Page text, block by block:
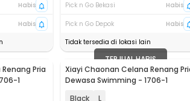
Habis
Habis
Pick n Go Bekasi
Habis
Pick n Go Depok
Habis
Tidak tersedia di lokasi lain
Pria
1
TERJUAL HABIS
Xiayi Chaonan Celana Renang
Dewasa Swimming - 1706-1
Black
L